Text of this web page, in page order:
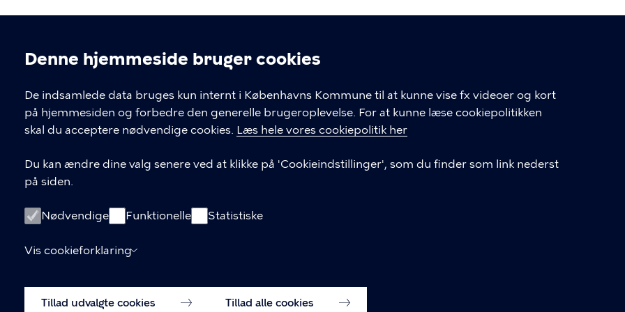
Cookieindstillinger
Denne hjemmeside bruger cookies
De indsamlede data bruges kun internt i Københavns Kommune til at kunne vise fx videoer og kort
på hjemmesiden og forbedre den generelle brugeroplevelse. For at kunne læse cookiepolitikken
skal du acceptere nødvendige cookies. Læs hele vores cookiepolitik her
Du kan ændre dine valg senere ved at klikke på 'Cookieindstillinger', som du finder som link nederst
på siden.
Nødvendige Funktionelle Statistiske
Vis cookieforklaring
Tillad udvalgte cookies Tillad alle cookies
Kontakt Københavns Kommune
T
33 66 33 66
CVR-nummer64942212
GENVEJE
Hvis du vil klage